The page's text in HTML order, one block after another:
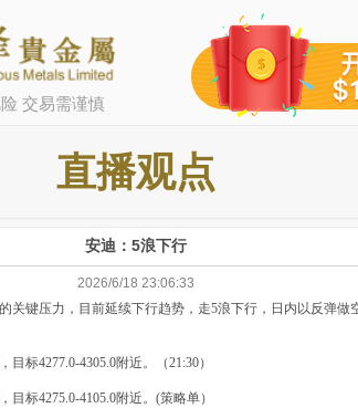
交易需谨慎
直播观点
安迪：5浪下行
2026/6/18 23:06:33
关键压力，目前延续下行趋势，走5浪下行，日内以反弹做
标4277.0-4305.0附近。（21:30）
标4275.0-4105.0附近。(策略单）